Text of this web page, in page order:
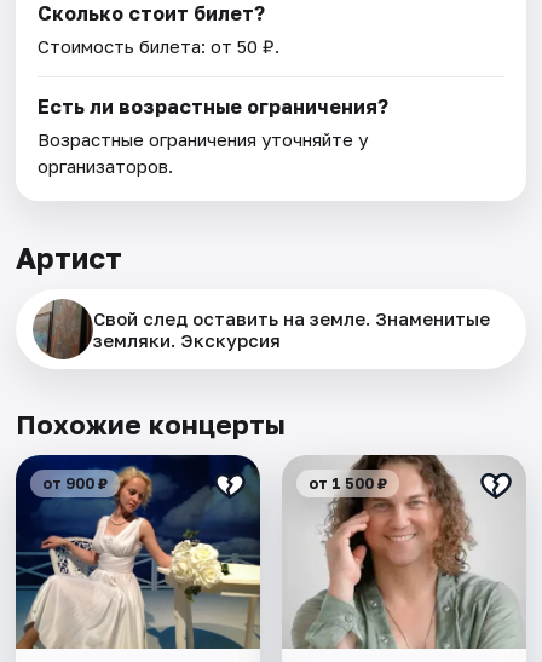
Сколько стоит билет?
Стоимость билета: от 50 ₽.
Есть ли возрастные ограничения?
Возрастные ограничения уточняйте у
организаторов.
Артист
Свой след оставить на земле. Знаменитые
земляки. Экскурсия
Похожие концерты
от 900 ₽ от 1 500 ₽